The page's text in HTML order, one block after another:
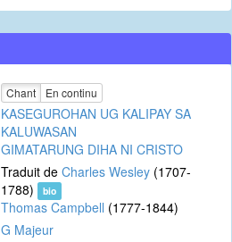
Chant En continu
KASEGUROHAN UG KALIPAY SA
KALUWASAN
GIMATARUNG DIHA NI CRISTO
Traduit de Charles Wesley (1707-
1788)
bio
Thomas Campbell (1777-1844)
G Majeur